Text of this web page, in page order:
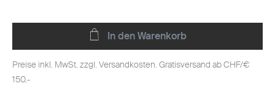
In den Warenkorb
Preise inkl. MwSt. zzgl. Versandkosten. Gratisversand ab CHF/€
150.-